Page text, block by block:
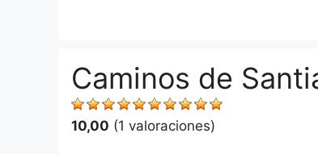
Caminos de
10,00 (1 valoraciones)